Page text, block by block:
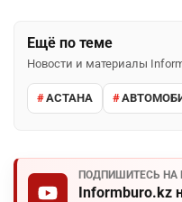
Ещё по теме
Новости и материалы
АСТАНА
ПОДПИШИТЕСЬ НА
Informburo.kz